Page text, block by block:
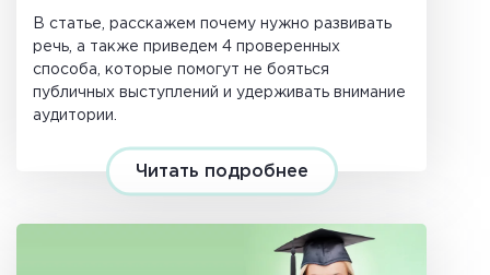
В статье, расскажем почему нужно развивать
речь, а также приведем 4 проверенных
способа, которые помогут не бояться
публичных выступлений и удерживать внимание
аудитории.
Читать подробнее